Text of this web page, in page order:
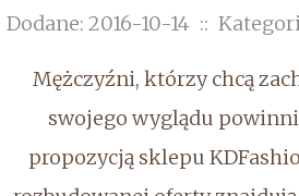
Dodane: 2016-10-14 ::
Mężczyźni, którzy chcą
swojego wyglądu
propozycją sklepu